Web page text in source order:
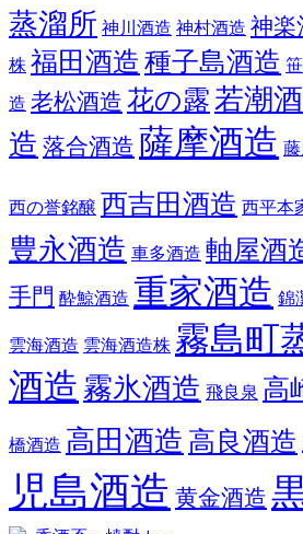
蒸溜所 神川酒造 神村酒造 神楽
株 福田酒造 種子島酒造
造 老松酒造 花の露若潮
造 落合酒造 薩摩酒造
西の誉銘醸 西吉田酒造 西平本
豊永酒造 車多酒造 軸屋酒
手門 酔鯨酒造 重家酒造 錦
雲海酒造 雲海酒造株 霧島町
酒造 霧氷酒造 飛良泉 高
橋酒造 高田酒造 高良酒造
児島酒造 黄金酒造